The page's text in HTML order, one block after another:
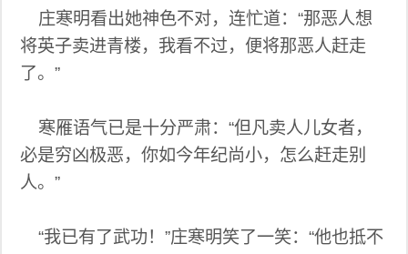
庄寒明看出她神色不对，连忙道：“那恶人想
将英子卖进青楼，我看不过，便将那恶人赶走
了。”
寒雁语气已是十分严肃：“但凡卖人儿女者，
必是穷凶极恶，你如今年纪尚小，怎么赶走别
人。”
“我已有了武功！”庄寒明笑了一笑：“他也抵不